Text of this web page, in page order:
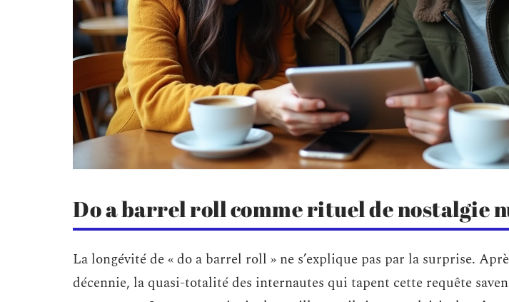
Do a barrel roll comme rituel de nostalgie
La longévité de « do a barrel roll » ne s’explique pas par la surprise.
décennie, la quasi-totalité des internautes qui tapent cette requête